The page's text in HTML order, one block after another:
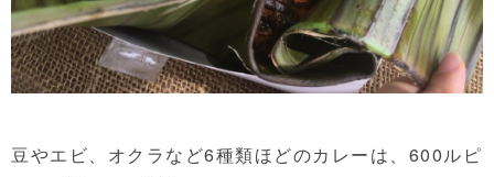
豆やエビ、オクラなど6種類ほどのカレーは、600ルピ